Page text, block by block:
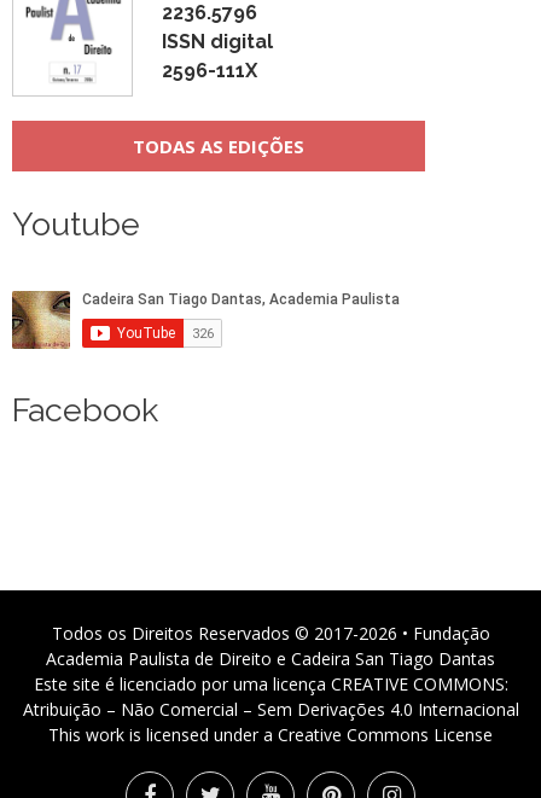
2236.5796
ISSN digital
2596-111X
TODAS AS EDIÇÕES
Youtube
Facebook
Todos os Direitos Reservados © 2017-2026 • Fundação
Academia Paulista de Direito e Cadeira San Tiago Dantas
Este site é licenciado por uma licença CREATIVE COMMONS:
Atribuição – Não Comercial – Sem Derivações 4.0 Internacional
This work is licensed under a Creative Commons License